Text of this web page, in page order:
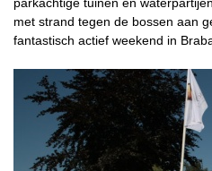
met strand tegen de bossen aan
fantastisch actief weekend in